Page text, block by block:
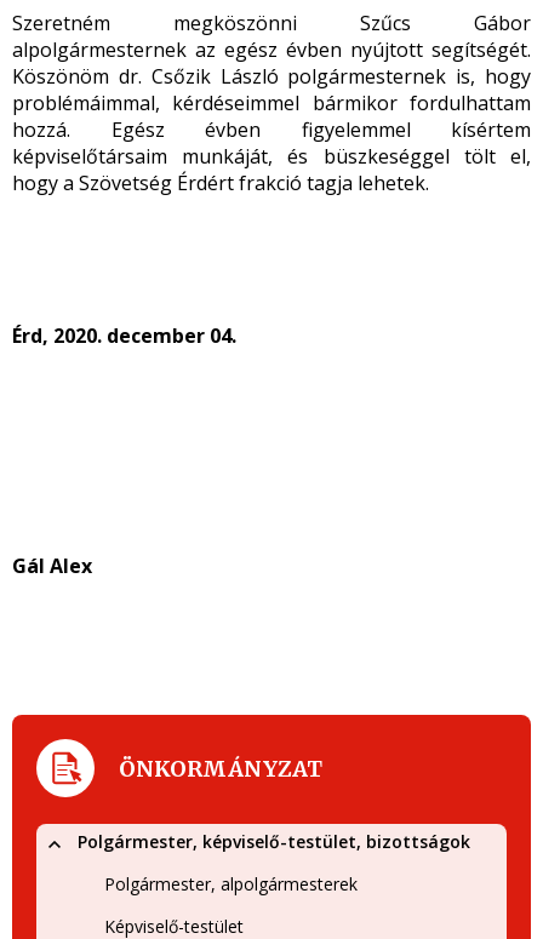
Szeretném megköszönni Szűcs Gábor
alpolgármesternek az egész évben nyújtott segítségét.
Köszönöm dr. Csőzik László polgármesternek is, hogy
problémáimmal, kérdéseimmel bármikor fordulhattam
hozzá. Egész évben figyelemmel kísértem
képviselőtársaim munkáját, és büszkeséggel tölt el,
hogy a Szövetség Érdért frakció tagja lehetek.
Érd, 2020. december 04.
Gál Alex
ÖNKORMÁNYZAT
Polgármester, képviselő-testület, bizottságok
Polgármester, alpolgármesterek
Képviselő-testület